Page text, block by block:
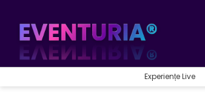
Experiențe Live